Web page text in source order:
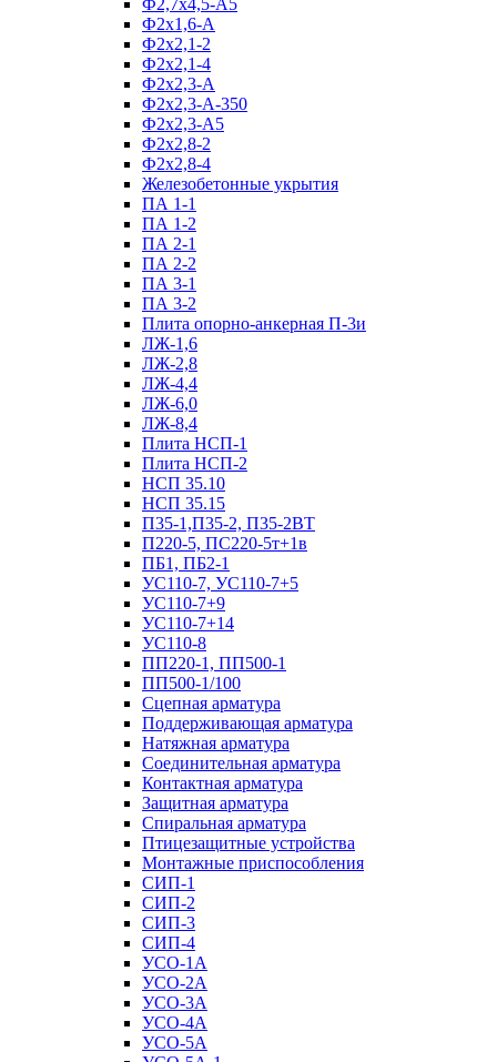
Ф2х1,6-А
Ф2х2,1-2
Ф2х2,1-4
Ф2х2,3-А
Ф2х2,3-А-350
Ф2х2,3-А5
Ф2х2,8-2
Ф2х2,8-4
Железобетонные укрытия
ПА 1-1
ПА 1-2
ПА 2-1
ПА 2-2
ПА 3-1
ПА 3-2
Плита опорно-анкерная П-3и
ЛЖ-1,6
ЛЖ-2,8
ЛЖ-4,4
ЛЖ-6,0
ЛЖ-8,4
Плита НСП-1
Плита НСП-2
НСП 35.10
НСП 35.15
П35-1,П35-2, П35-2ВТ
П220-5, ПС220-5т+1в
ПБ1, ПБ2-1
УС110-7, УС110-7+5
УС110-7+9
УС110-7+14
УС110-8
ПП220-1, ПП500-1
ПП500-1/100
Сцепная арматура
Поддерживающая арматура
Натяжная арматура
Соединительная арматура
Контактная арматура
Защитная арматура
Спиральная арматура
Птицезащитные устройства
Монтажные приспособления
СИП-1
СИП-2
СИП-3
СИП-4
УСО-1А
УСО-2А
УСО-3А
УСО-4А
УСО-5А